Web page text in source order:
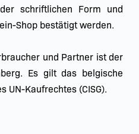
schriftlichen Form und
Shop bestätigt werden.
und Partner ist der
Es gilt das belgische
UN-Kaufrechtes (CISG).